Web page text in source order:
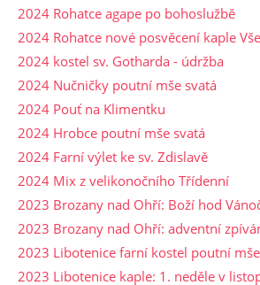
2024 Rohatce agape po bohoslužbě
2024 Rohatce nové posvěcení kaple
2024 kostel sv. Gotharda - údržba
2024 Nučničky poutní mše svatá
2024 Pouť na Klimentku
2024 Hrobce poutní mše svatá
2024 Farní výlet ke sv. Zdislavě
2024 Mix z velikonočního Třídenní
2023 Brozany nad Ohří: Boží hod
2023 Brozany nad Ohří: adventní
2023 Libotenice farní kostel poutní
2023 Libotenice kaple: 1. neděle v